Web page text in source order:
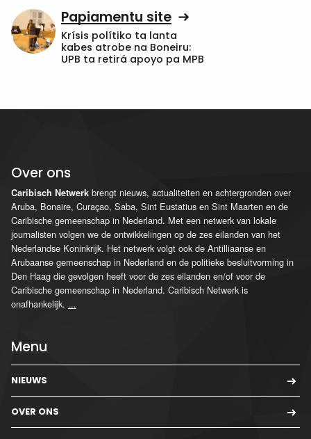
Papiamentu site
Krísis polítiko ta lanta
kabes atrobe na Boneiru:
UPB ta retirá apoyo pa MPB
Over ons
Caribisch Netwerk brengt nieuws, actualiteiten en achtergronden over
Aruba, Bonaire, Curaçao, Saba, Sint Eustatius en Sint Maarten en de
Caribische gemeenschap in Nederland. Met een netwerk van lokale
journalisten volgen we de ontwikkelingen op de zes eilanden van het
Nederlandse Koninkrijk. Het netwerk volgt ook de Antilliaanse en
Arubaanse gemeenschap in Nederland en de politieke besluitvorming in
Den Haag die gevolgen heeft voor de zes eilanden en/of voor de
Caribische gemeenschap in Nederland. Caribisch Netwerk is
onafhankelijk. ...
Menu
NIEUWS
OVER ONS